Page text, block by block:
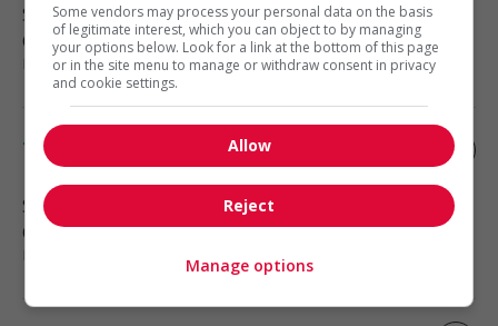
Saint-Laurent, QC
Construction, production et
manutention
Technicien de projet
Saint-Laurent
Construction, production et
Some vendors may process your personal data on the basis
of legitimate interest, which you can object to by managing
your options below. Look for a link at the bottom of this page
or in the site menu to manage or withdraw consent in privacy
and cookie settings.
Allow
Reject
Manage options